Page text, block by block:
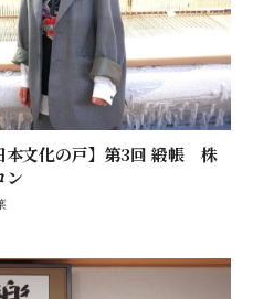
本文化の戸】第3回 緞帳 株
ン